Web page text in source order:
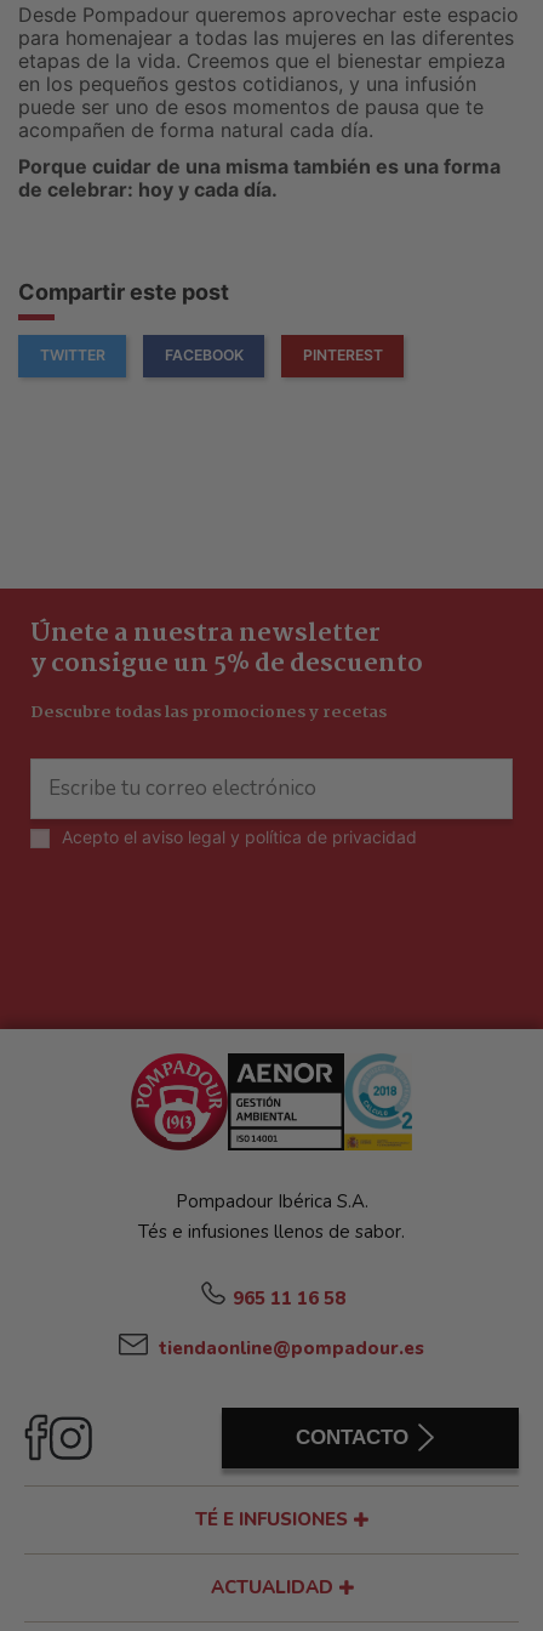
Desde Pompadour queremos aprovechar este espacio
para homenajear a todas las mujeres en las diferentes
etapas de la vida. Creemos que el bienestar empieza
en los pequeños gestos cotidianos, y una infusión
puede ser uno de esos momentos de pausa que te
acompañen de forma natural cada día.
Porque cuidar de una misma también es una forma
de celebrar: hoy y cada día.
Compartir este post
TWITTER FACEBOOK PINTEREST
Únete a nuestra newsletter
y consigue un 5% de descuento
Descubre todas las promociones y recetas
Acepto el aviso legal y política de privacidad
Pompadour Ibérica S.A.
Tés e infusiones llenos de sabor.
965 11 16 58
tiendaonline@pompadour.es
CONTACTO
TÉ E INFUSIONES
ACTUALIDAD